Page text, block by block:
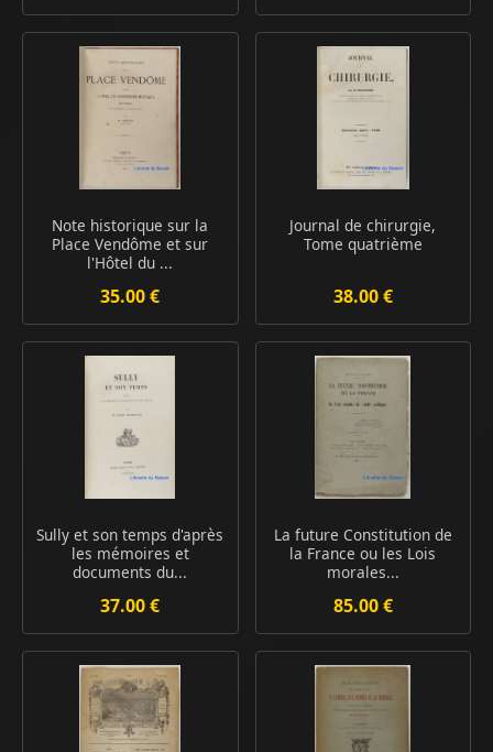
Note historique sur la
Place Vendôme et sur
l'Hôtel du ...
35.00 €
Journal de chirurgie,
Tome quatrième
38.00 €
Sully et son temps d'après
les mémoires et
documents du...
37.00 €
La future Constitution de
la France ou les Lois
morales...
85.00 €